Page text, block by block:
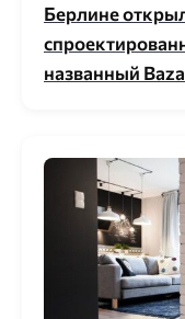
Берлине
названный